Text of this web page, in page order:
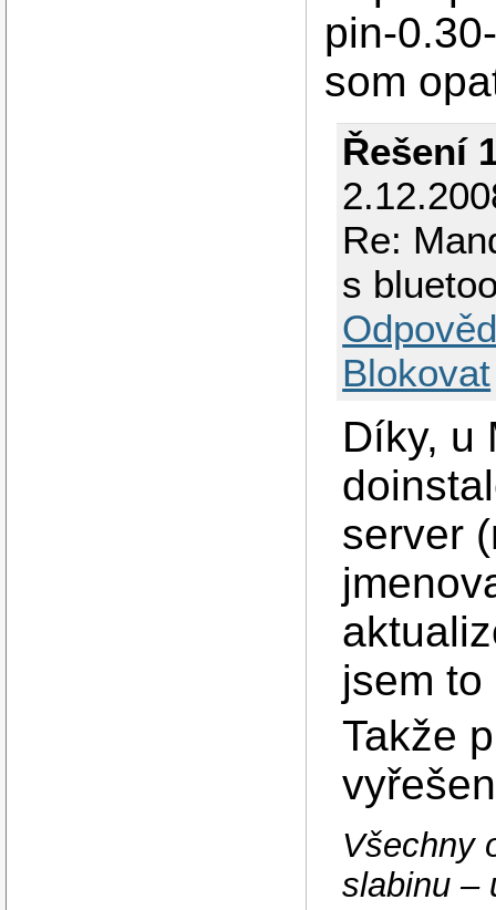
pin-
som
Řešení
Re:
s
Blokovat
Díky, u
server
jsem
Takže
Všechny
slabinu –